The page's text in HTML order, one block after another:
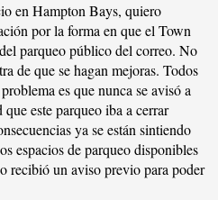
en Hampton Bays, quiero
por la forma en que el Town
parqueo público del correo. No
de que se hagan mejoras. Todos
es que nunca se avisó a
este parqueo iba a cerrar
ya se están sintiendo
espacios de parqueo disponibles
recibió un aviso previo para poder